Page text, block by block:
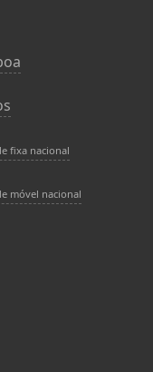
fixa nacional
móvel nacional